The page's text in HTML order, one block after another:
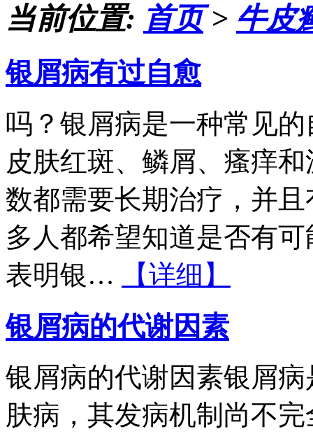
当前位置: 首页> 牛皮
银屑病有过自愈
吗？银屑病是一种常见
皮肤红斑、鳞屑、瘙痒
数都需要长期治疗，并
多人都希望知道是否有
表明银…
【详细】
银屑病的代谢因素
银屑病的代谢因素银屑
肤病，其发病机制尚不